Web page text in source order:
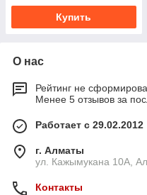
Купить
О нас
Рейтинг не
Менее 5 отзывов за
Работает с 29.02.2012
г. Алматы
ул. Кажымукана 10А,
Контакты